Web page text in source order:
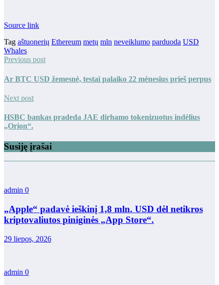
Source link
Tag aštuonerių Ethereum metų mln neveiklumo parduoda USD
Whales
Previous post
Ar BTC USD žemesnė, testai palaiko 22 mėnesius prieš perpus
Next post
HSBC bankas pradeda JAE dirhamo tokenizuotus indėlius
„Orion“.
Susiję įrašai
admin 0
„Apple“ padavė ieškinį 1,8 mln. USD dėl netikros
kriptovaliutos piniginės „App Store“.
29 liepos, 2026
admin 0